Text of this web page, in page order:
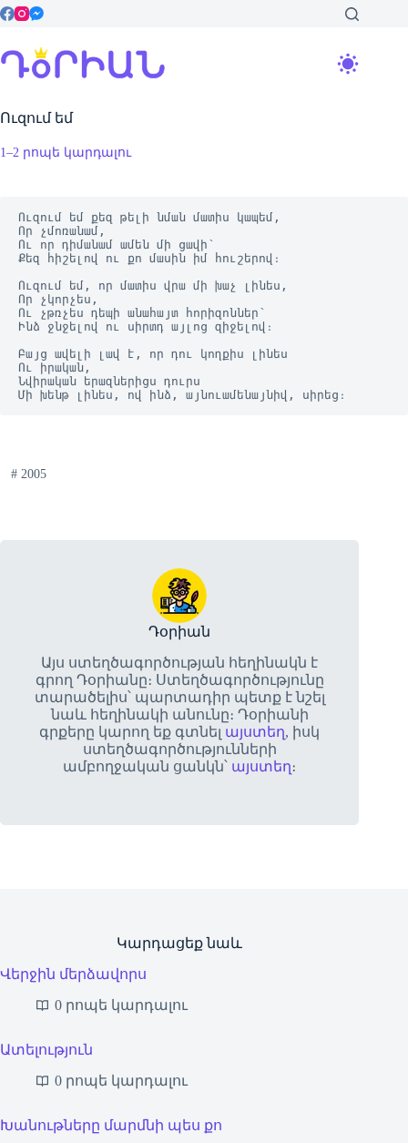
Skip
to
Ուզում եմ
1–2 րոպե կարդալու
Ուզում եմ քեզ թելի նման մատիս կապեմ,
Որ չմոռանամ,
Ու որ դիմանամ ամեն մի ցավի՝
Քեզ հիշելով ու քո մասին իմ հուշերով։
Ուզում եմ, որ մատիս վրա մի խաչ լինես,
Որ չկորչես,
Ու չթռչես դեպի անահայտ հորիզոններ՝
Ինձ ջնջելով ու սիրտդ այլոց զիջելով։
Բայց ավելի լավ է, որ դու կողքիս լինես
Ու իրական,
Նվիրական երազներիցս դուրս
Մի խենթ լինես, ով ինձ, այնուամենայնիվ, սիրեց։
#2005
Դօրիան
Այս ստեղծագործության հեղինակն է
գրող Դօրիանը։ Ստեղծագործությունը
տարածելիս՝ պարտադիր պետք է նշել
նաև հեղինակի անունը։ Դօրիանի
գրքերը կարող եք գտնել այստեղ, իսկ
ստեղծագործությունների
ամբողջական ցանկն՝ այստեղ։
Կարդացեք նաև
Վերջին մերձավորս
0 րոպե կարդալու
Ատելություն
0 րոպե կարդալու
Խանութները մարմնի պես քո